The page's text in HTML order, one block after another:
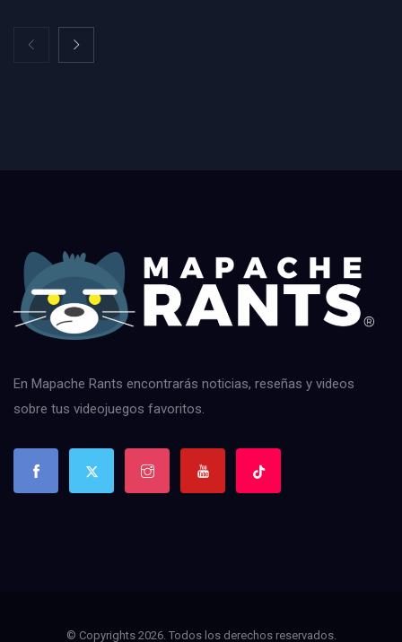
En Mapache Rants encontrarás noticias, reseñas y videos
sobre tus videojuegos favoritos.
© Copyrights 2026. Todos los derechos reservados.